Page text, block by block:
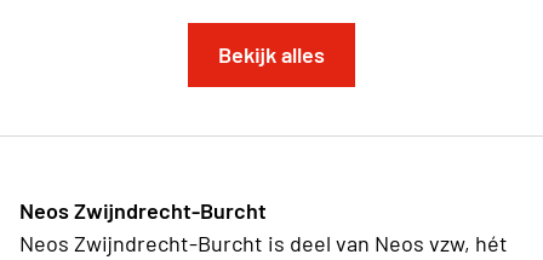
Bekijk alles
Neos Zwijndrecht-Burcht
Neos Zwijndrecht-Burcht is deel van Neos vzw, hét